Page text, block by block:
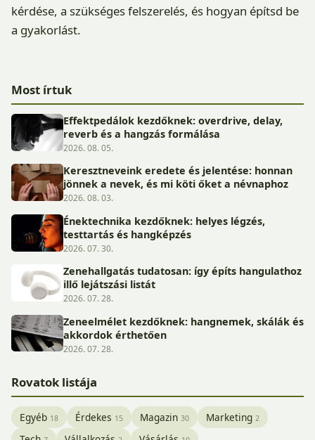
kérdése, a szükséges felszerelés, és hogyan építsd be
a gyakorlást.
Most írtuk
Effektpedálok kezdőknek: overdrive, delay,
reverb és a hangzás formálása
2026. 08. 05.
Keresztneveink eredete és jelentése: honnan
jönnek a nevek, és mi köti őket a névnaphoz
2026. 08. 03.
Énektechnika kezdőknek: helyes légzés,
testtartás és hangképzés
2026. 07. 30.
Zenehallgatás tudatosan: így építs hangulathoz
illő lejátszási listát
2026. 07. 28.
Zeneelmélet kezdőknek: hangnemek, skálák és
akkordok érthetően
2026. 07. 28.
Rovatok listája
Egyéb 18 Érdekes 15 Magazin 30 Marketing 2